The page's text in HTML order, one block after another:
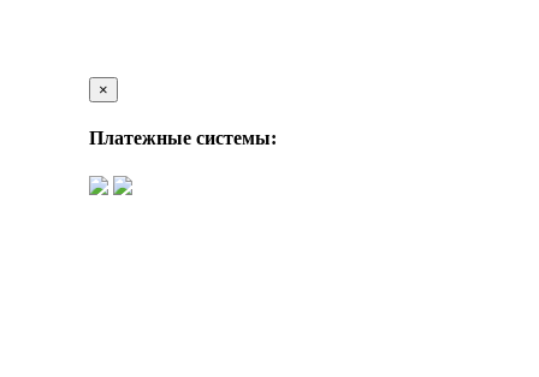
×
Платежные системы: